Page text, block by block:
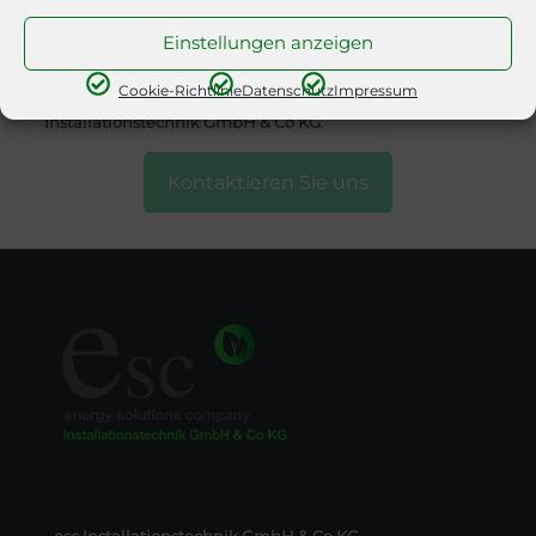
Einstellungen anzeigen
Cookie-RichtlinieDatenschutzImpressum
beim TÜV Austria.
Mit dem gemeinsamen erworbenen Fachwissen und
den Erfahrungen wurde es Zeit ein eigenes
Unternehmen zu gründen, so entstandesc
Installationstechnik GmbH & Co KG.
Kontaktieren Sie uns